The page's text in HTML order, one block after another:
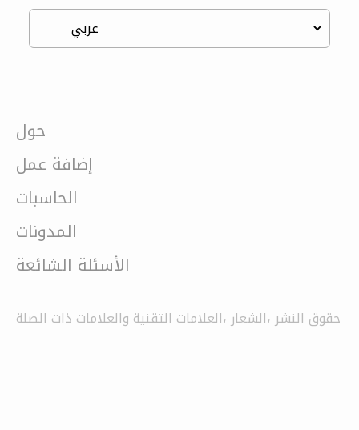
حول
إضافة عمل
الحاسبات
المدونات
الأسئلة الشائعة
حقوق النشر ،الشعار ،العلامات التقنية والعلامات ذات الصلة